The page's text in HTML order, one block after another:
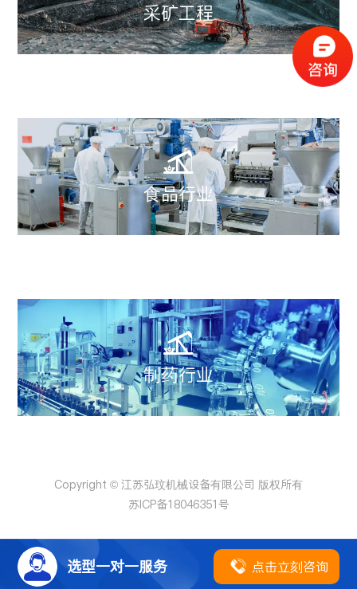
采矿工程

食品行业

制药行业
选型一对一服务  点击立刻咨询
Copyright © 江苏弘玟机械设备有限公司 版权所有
苏ICP备18046351号